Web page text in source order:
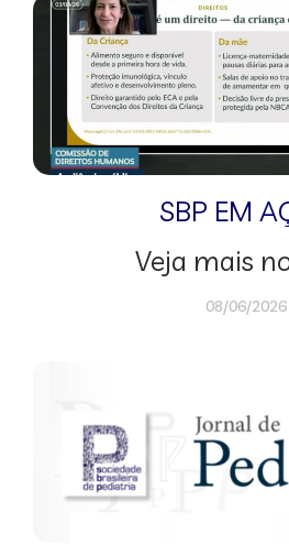
SBP EM
Veja mais
08/06/2026